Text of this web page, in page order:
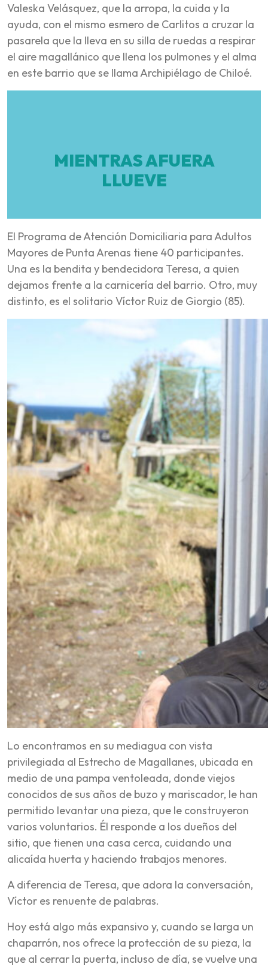
Valeska Velásquez, que la arropa, la cuida y la
ayuda, con el mismo esmero de Carlitos a cruzar la
pasarela que la lleva en su silla de ruedas a respirar
el aire magallánico que llena los pulmones y el alma
en este barrio que se llama Archipiélago de Chiloé.
MIENTRAS AFUERA
LLUEVE
El Programa de Atención Domiciliaria para Adultos
Mayores de Punta Arenas tiene 40 participantes.
Una es la bendita y bendecidora Teresa, a quien
dejamos frente a la carnicería del barrio. Otro, muy
distinto, es el solitario Víctor Ruiz de Giorgio (85).
Lo encontramos en su mediagua con vista
privilegiada al Estrecho de Magallanes, ubicada en
medio de una pampa ventoleada, donde viejos
conocidos de sus años de buzo y mariscador, le han
permitido levantar una pieza, que le construyeron
varios voluntarios. Él responde a los dueños del
sitio, que tienen una casa cerca, cuidando una
alicaída huerta y haciendo trabajos menores.
A diferencia de Teresa, que adora la conversación,
Víctor es renuente de palabras.
Hoy está algo más expansivo y, cuando se larga un
chaparrón, nos ofrece la protección de su pieza, la
que al cerrar la puerta, incluso de día, se vuelve una